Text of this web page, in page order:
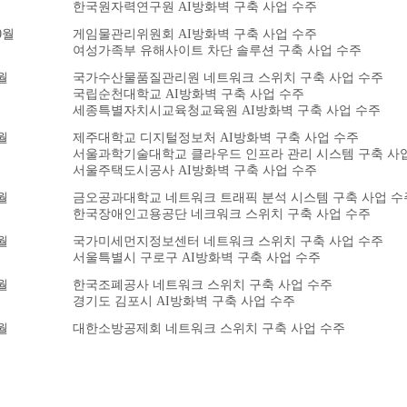
한국원자력연구원 AI방화벽 구축 사업 수주
게임물관리위원회 AI방화벽 구축 사업 수주
여성가족부 유해사이트 차단 솔루션 구축 사업 수주
국가수산물품질관리원 네트워크 스위치 구축 사업 수주
국립순천대학교 AI방화벽 구축 사업 수주
세종특별자치시교육청교육원 AI방화벽 구축 사업 수주
제주대학교 디지털정보처 AI방화벽 구축 사업 수주
서울과학기술대학교 클라우드 인프라 관리 시스템 구축 사
서울주택도시공사 AI방화벽 구축 사업 수주
금오공과대학교 네트워크 트래픽 분석 시스템 구축 사업 수
한국장애인고용공단 네크워크 스위치 구축 사업 수주
국가미세먼지정보센터 네트워크 스위치 구축 사업 수주
서울특별시 구로구 AI방화벽 구축 사업 수주
한국조폐공사 네트워크 스위치 구축 사업 수주
경기도 김포시 AI방화벽 구축 사업 수주
대한소방공제회 네트워크 스위치 구축 사업 수주